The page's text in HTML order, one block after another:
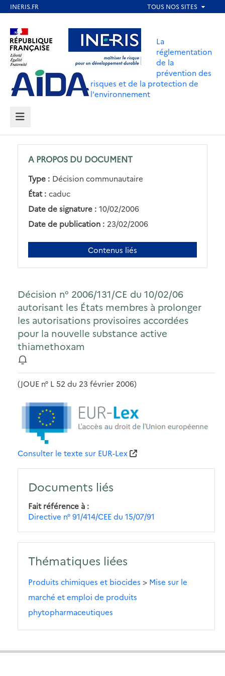
contenu
principal
Aller au contenu Aller au menu
Aller au pied de page
La
réglementation
de la
prévention des
risques et de la protection de
l'environnement
MENU
A PROPOS DU DOCUMENT
Type : Décision communautaire
État : caduc
Date de signature : 10/02/2006
Date de publication : 23/02/2006
Contenus liés
Décision n° 2006/131/CE du 10/02/06
autorisant les États membres à prolonger
les autorisations provisoires accordées
pour la nouvelle substance active
thiamethoxam
(JOUE n° L 52 du 23 février 2006)
Consulter le texte sur EUR-Lex
Documents liés
Fait référence à
Directive n° 91/414/CEE du 15/07/91
Thématiques liées
Produits chimiques et biocides > Mise sur le
marché et emploi de produits
phytopharmaceutiques